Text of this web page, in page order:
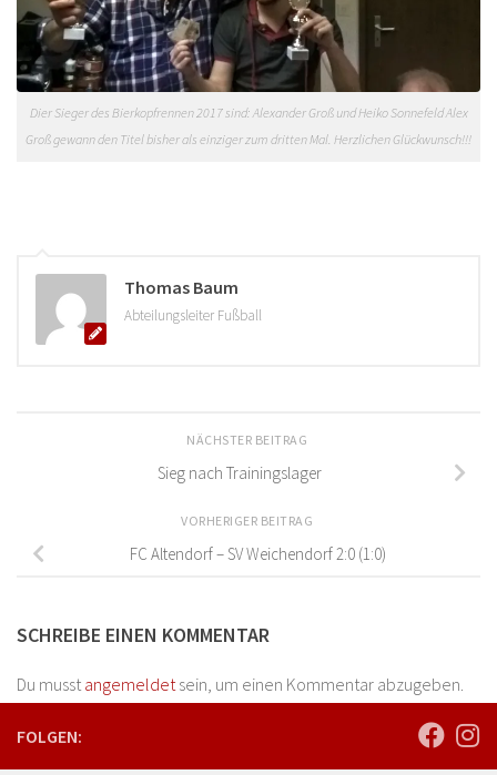
Dier Sieger des Bierkopfrennen 2017 sind: Alexander Groß und Heiko Sonnefeld Alex
Groß gewann den Titel bisher als einziger zum dritten Mal. Herzlichen Glückwunsch!!!
Thomas Baum
Abteilungsleiter Fußball
NÄCHSTER BEITRAG
Sieg nach Trainingslager
VORHERIGER BEITRAG
FC Altendorf – SV Weichendorf 2:0 (1:0)
SCHREIBE EINEN KOMMENTAR
Du musstangemeldetsein, um einen Kommentar abzugeben.
FOLGEN: